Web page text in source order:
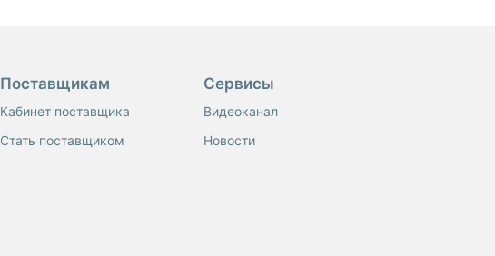
Поставщикам
Кабинет поставщика
Стать поставщиком
Сервисы
Видеоканал
Новости